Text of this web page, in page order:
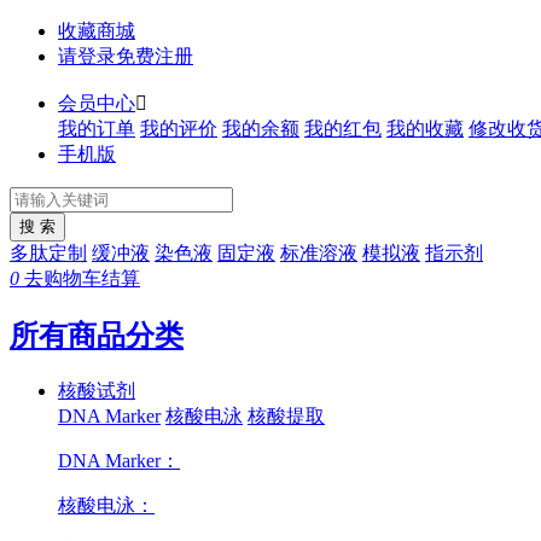
收藏商城
请登录免费注册
会员中心
我的订单 我的评价 我的余额 我的红包 我的收藏 修改收
手机版
多肽定制 缓冲液 染色液 固定液 标准溶液 模拟液 指示剂
0 去购物车结算
所有商品分类
核酸试剂
DNA Marker 核酸电泳 核酸提取
DNA Marker：
核酸电泳：